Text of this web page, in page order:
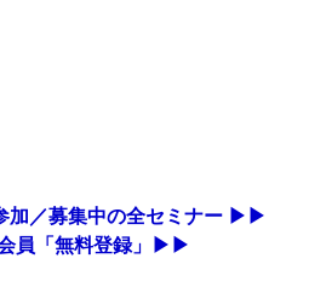
加／募集中の全セミナー ▶▶
員「無料登録」▶▶